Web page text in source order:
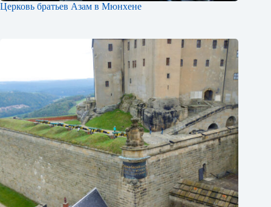
Церковь братьев Азам в Мюнхене